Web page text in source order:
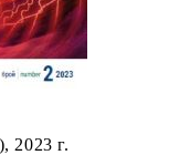
2023 г.